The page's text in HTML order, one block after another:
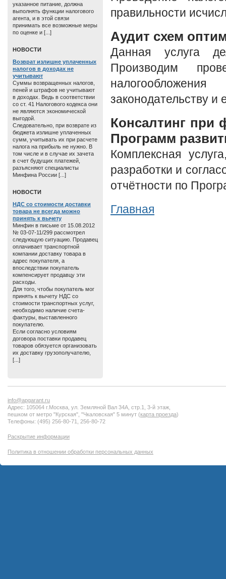
правильности
Аудит схем
Данная услуга
Производим
законодательству
Консалтинг
Программ
Комплексная
разработки и
отчётности по
Главная
указанное питание, должна
выполнять функции налогового
агента, и в этой связи
принимать все возможные меры
по оценке и [...]
HОВОСТИ
Возврат излишне уплаченных
налогов в доходах не
учитывают
Суммы возвращенных налогов,
пеней и штрафов не учитывают
в доходах. Ведь в соответствии
со ст. 41 Налогового кодекса они
не являются экономической
выгодой.
Следовательно, при возврате из
бюджета излишне уплаченных
сумм, учитывать их при расчете
налога на прибыль не нужно. В
том числе и в случае их зачета
в счет будущих платежей,
разъясняют специалисты
Минфина России [...]
HОВОСТИ
НДС со стоимости доставки
товара не всегда можно
принять к вычету
Минфин в письме от 15.08.2012
№ 03-07-11/299 рассмотрел
следующую ситуацию. Продавец
оплачивает транспортной
компании доставку товара в
адрес покупателя, а
впоследствии покупатель
компенсирует продавцу эти
расходы.
Для того, чтобы покупатель мог
принять к вычету НДС со
стоимости транспортных услуг,
необходимо наличие счета-
фактуры, выставленного
покупателю.
Если согласно условиям
договора поставки продавец
товаров обязуется организовать
их доставку грузополучателю,
[...]
info@apgarant.ru
Адрес: 105064 г.Москва, ул. Земляной Вал 34А, стр.1, 3-й этаж,
пешком от метро "Курская", "Чкаловская" 5 минут (карта проезда)
Телефоны: (495) 256-80-71, 256-80-72
Раскрытие информации
Политика в отношении обработки персональных данных